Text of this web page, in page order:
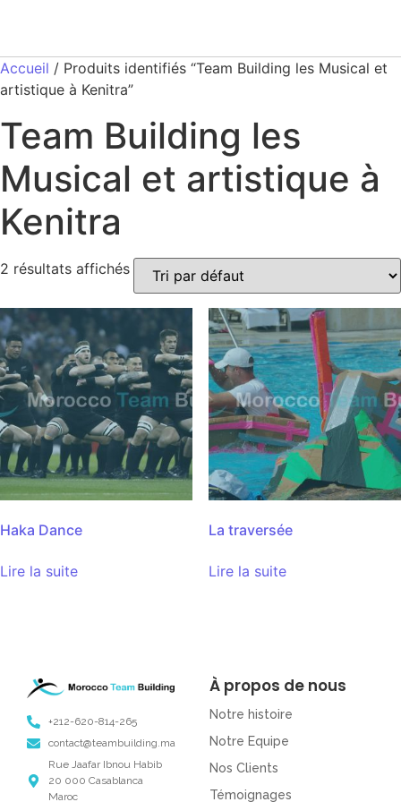
Accueil / Produits identifiés “Team Building les Musical et
artistique à Kenitra”
Team Building les
Musical et artistique à
Kenitra
2 résultats affichés
Haka Dance
Lire la suite
La traversée
Lire la suite
+212-620-814-265
contact@teambuilding.ma
Rue Jaafar Ibnou Habib
20 000 Casablanca
Maroc
À propos de nous
Notre histoire
Notre Equipe
Nos Clients
Témoignages